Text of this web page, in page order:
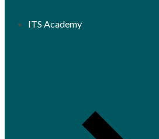
ITS Academy